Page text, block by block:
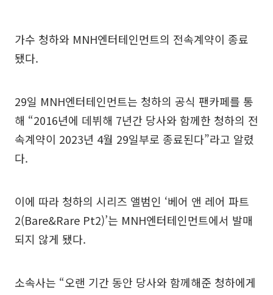
가수 청하와 MNH엔터테인먼트의 전속계약이 종료
됐다.
29일 MNH엔터테인먼트는 청하의 공식 팬카페를 통
해 “2016년에 데뷔해 7년간 당사와 함께한 청하의 전
속계약이 2023년 4월 29일부로 종료된다”라고 알렸
다.
이에 따라 청하의 시리즈 앨범인 ‘베어 앤 레어 파트
2(Bare&Rare Pt2)’는 MNH엔터테인먼트에서 발매
되지 않게 됐다.
소속사는 “오랜 기간 동안 당사와 함께해준 청하에게